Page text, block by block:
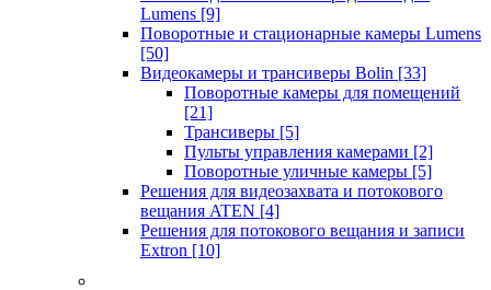
Lumens [9]
Поворотные и стационарные камеры Lumens
[50]
Видеокамеры и трансиверы Bolin [33]
Поворотные камеры для помещений
[21]
Трансиверы [5]
Пульты управления камерами [2]
Поворотные уличные камеры [5]
Решения для видеозахвата и потокового
вещания ATEN [4]
Решения для потокового вещания и записи
Extron [10]